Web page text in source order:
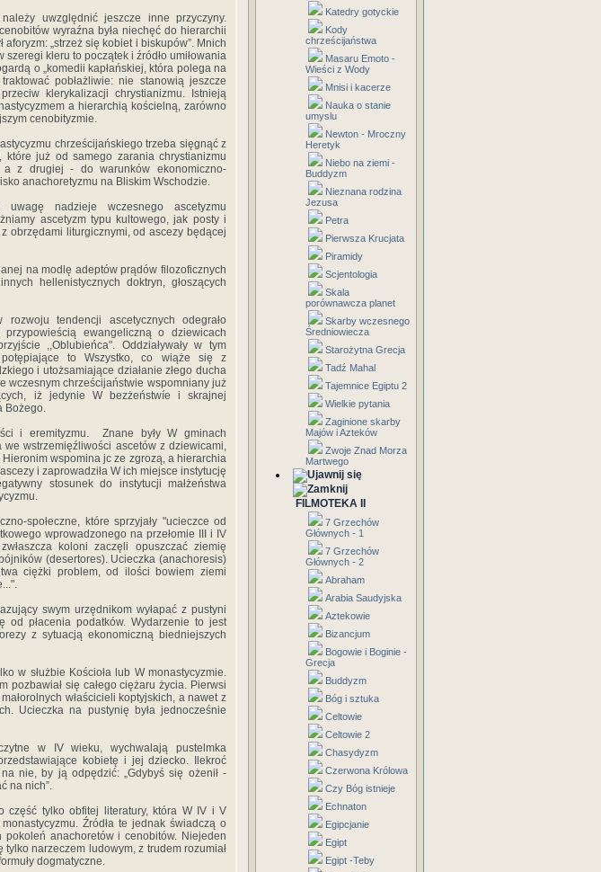
uwzględnić jeszcze inne przyczyny.
wyraźna była niechęć do hierarchii
„strzeż się kobiet i biskupów”. Mnich
kleru to początek i źródło umiłowania
o „komedii kapłańskiej, która polega na
pobłażliwie: nie stanowią jeszcze
klerykalizacji chrystianizmu. Istnieją
a hierarchią kościelną, zarówno
cenobityzmie.
chrześcijańskiego trzeba sięgnąć z
już od samego zarania chrystianizmu
a z drugiej - do warunków ekonomiczno-
anachoretyzmu na Bliskim Wschodzie.
nadzieje wczesnego ascetyzmu
ascetyzm typu kultowego, jak posty i
obrzędami liturgicznymi, od ascezy będącej
na modlę adeptów prądów filozoficznych
hellenistycznych doktryn, głoszących
tendencji ascetycznych odegrało
ewangeliczną o dziewicach
,,Oblubieńca". Oddziaływały w tym
to Wszystko, co wiąże się z
i utożsamiające działanie złego ducha
wczesnym chrześcijaństwie wspomniany już
iż jedynie W bezżeństwíe i skrajnej
Bożego.
i eremityzmu. Znane były W gminach
we wstrzemięźliwości ascetów z dziewicami,
wspomina jc ze zgrozą, a hierarchia
i zaprowadziła W ich miejsce instytucję
stosunek do instytucji małżeństwa
społeczne, które sprzyjały "ucieczce od
wprowadzonego na przełomie III i IV
koloni zaczęli opuszczać ziemię
(desertores). Ucieczka (anachoresis)
ciężki problem, od ilości bowiem ziemi
swym urzędnikom wyłapać z pustyni
od płacenia podatków. Wydarzenie to jest
z sytuacją ekonomiczną biedniejszych
w służbie Kościoła lub W monastycyzmie.
pozbawiał się całego ciężaru życia. Pierwsi
właścicieli koptyjskich, a nawet z
Ucieczka na pustynię była jednocześnie
w IV wieku, wychwalają pustelmka
kobietę i jej dziecko. Ilekroć
nie, by ją odpędzić: „Gdybyś się ożenił -
na nich”.
część tylko obfitej literatury, która W IV i V
Źródła te jednak świadczą o
pokoleń anachoretów i cenobitów. Niejeden
tylko narzeczem ludowym, z trudem rozumiał
dogmatyczne.
Katedry gotyckie
Kody
chrześcijaństwa
Masaru Emoto -
Wieści z Wody
Mnisi i kacerze
Nauka o stanie
umyslu
Newton - Mroczny
Heretyk
Niebo na ziemi -
Buddyzm
Nieznana rodzina
Jezusa
Petra
Pierwsza Krucjata
Piramidy
Scjentologia
Skala
porównawcza planet
Skarby wczesnego
Średniowiecza
Starożytna Grecja
Tadź Mahal
Tajemnice Egiptu 2
Wielkie pytania
Zaginione skarby
Majów i Azteków
Zwoje Znad Morza
Martwego
FILMOTEKA II
7 Grzechów
Głównych - 1
7 Grzechów
Głównych - 2
Abraham
Arabia Saudyjska
Aztekowie
Bizancjum
Bogowie i Boginie -
Grecja
Buddyzm
Bóg i sztuka
Celtowie
Celtowie 2
Chasydyzm
Czerwona Królowa
Czy Bóg istnieje
Echnaton
Egipcjanie
Egipt
Egipt -Teby